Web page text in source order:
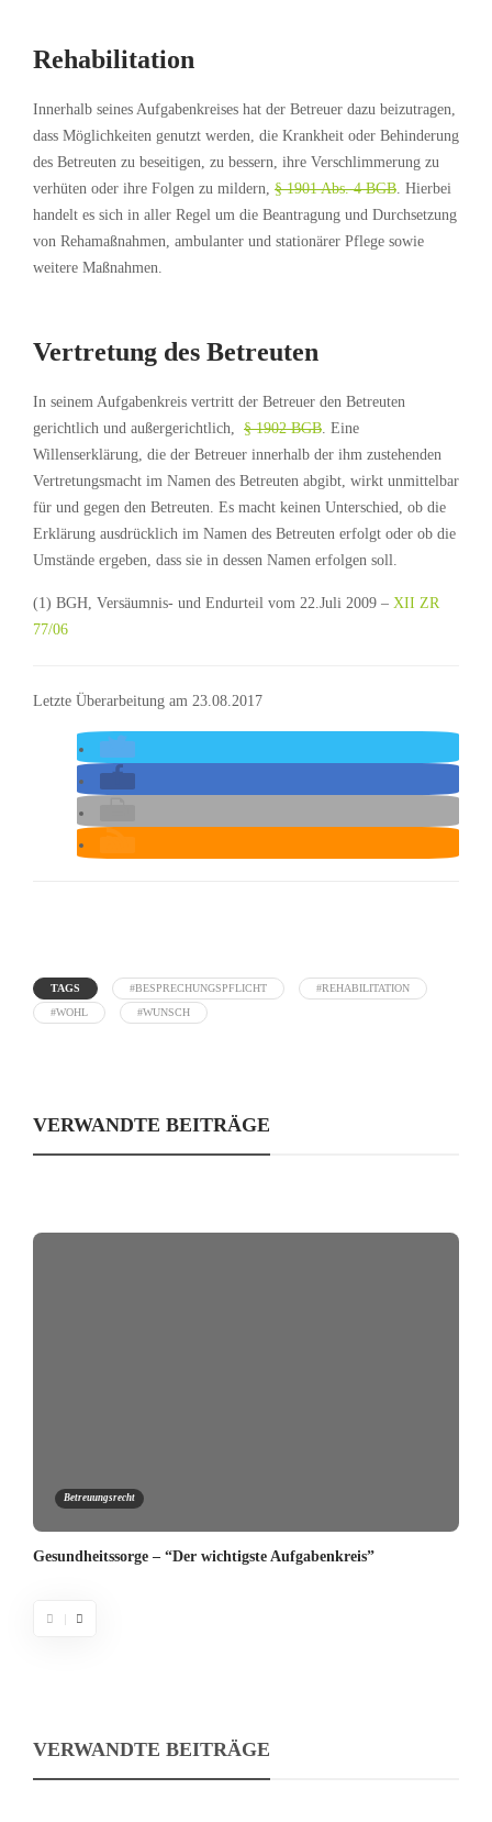
Rehabilitation
Innerhalb seines Aufgabenkreises hat der Betreuer dazu beizutragen,
dass Möglichkeiten genutzt werden, die Krankheit oder Behinderung
des Betreuten zu beseitigen, zu bessern, ihre Verschlimmerung zu
verhüten oder ihre Folgen zu mildern, § 1901 Abs. 4 BGB. Hierbei
handelt es sich in aller Regel um die Beantragung und Durchsetzung
von Rehamaßnahmen, ambulanter und stationärer Pflege sowie
weitere Maßnahmen.
Vertretung des Betreuten
In seinem Aufgabenkreis vertritt der Betreuer den Betreuten
gerichtlich und außergerichtlich, § 1902 BGB. Eine
Willenserklärung, die der Betreuer innerhalb der ihm zustehenden
Vertretungsmacht im Namen des Betreuten abgibt, wirkt unmittelbar
für und gegen den Betreuten. Es macht keinen Unterschied, ob die
Erklärung ausdrücklich im Namen des Betreuten erfolgt oder ob die
Umstände ergeben, dass sie in dessen Namen erfolgen soll.
(1) BGH, Versäumnis- und Endurteil vom 22.Juli 2009 – XII ZR
77/06
Letzte Überarbeitung am 23.08.2017
TAGS #BESPRECHUNGSPFLICHT
#REHABILITATION
#WOHL
#WUNSCH
VERWANDTE BEITRÄGE
Betreuungsrecht
Gesundheitssorge – “Der wichtigste Aufgabenkreis”
VERWANDTE BEITRÄGE